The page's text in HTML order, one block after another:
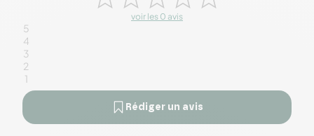
voir les 0 avis
5
4
3
2
1
Rédiger un avis